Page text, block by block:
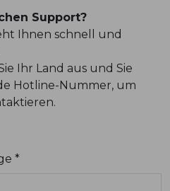
Support?
Ihnen schnell und
Ihr Land aus und Sie
Hotline-Nummer, um
*